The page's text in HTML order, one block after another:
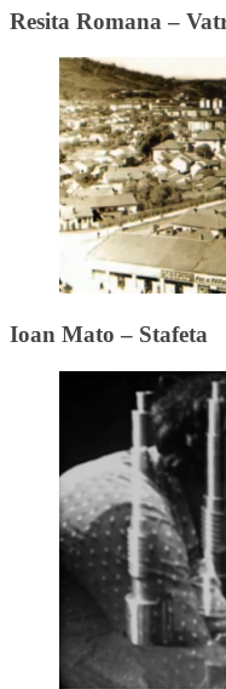
Resita Romana –
Ioan Mato – Stafeta